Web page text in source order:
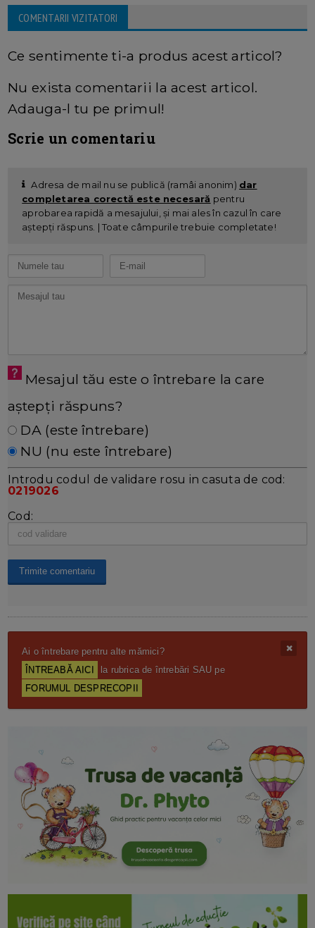
COMENTARII VIZITATORI
Ce sentimente ti-a produs acest articol?
Nu exista comentarii la acest articol.
Adauga-l tu pe primul!
Scrie un comentariu
Adresa de mail nu se publică (ramâi anonim) dar
completarea corectă este necesară pentru
aprobarea rapidă a mesajului, și mai ales în cazul în care
aștepți răspuns. | Toate câmpurile trebuie completate!
Mesajul tău este o întrebare la care
aștepți răspuns?
DA (este întrebare)
NU (nu este întrebare)
Introdu codul de validare rosu in casuta de cod:
0219026
Cod:
Ai o întrebare pentru alte mămici?
ÎNTREABĂ AICI
la rubrica de întrebări SAU pe
FORUMUL DESPRECOPII